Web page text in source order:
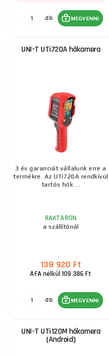
db MEGVENNI
UNI-T UTi720A hőkamera
3 év garanciát vállalunk erre a
termékre. Az UTi720A rendkívül
tartós hők ...
RAKTÁRON
a szállítónál
138 920 Ft
ÁFA nélkül 109 386 Ft
db MEGVENNI
UNI-T UTi120M hőkamera
(Android)